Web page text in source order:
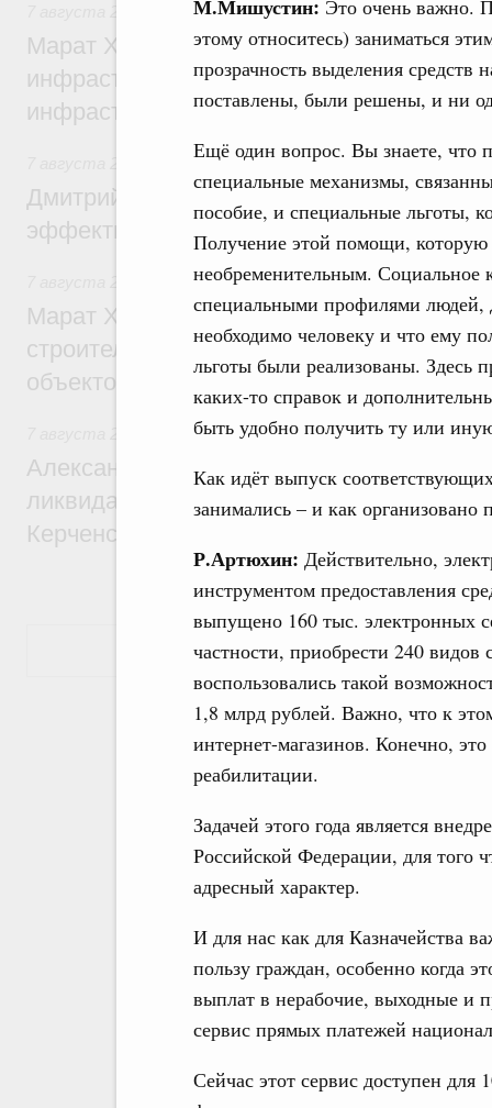
М.Мишустин: Это очень важно.
этому относитесь) заниматься
прозрачность выделения
поставлены, были решены, и ни
Ещё один вопрос. Вы знаете, что
специальные механизмы,
пособие, и специальные льготы,
Получение этой помощи, которую
необременительным. Социальное
специальными профилями людей,
необходимо человеку и что ему
льготы были реализованы. Здесь
каких-то справок и
быть удобно получить ту или
Как идёт выпуск
занимались – и как
Р.Артюхин: Действительно,
инструментом предоставления
выпущено 160 тыс. электронных
частности, приобрести 240 видов
воспользовались такой
1,8 млрд рублей. Важно, что к
интернет-магазинов. Конечно,
реабилитации.
Задачей этого года является
Российской Федерации, для того
адресный характер.
И для нас как для Казначейства
пользу граждан, особенно когда
выплат в нерабочие, выходные и
сервис прямых платежей
Сейчас этот сервис доступен
Бюджеты субъектов Федерации.
Марат Хуснуллин: 15 объектов
инфраструктуры построили и обновили
инфраструктурным кредитам
Развитие сельских территорий
Дмитрий Патрушев: Синхронизация
эффективность поддержки сельских
Экономика городов. Городская среда
Марат Хуснуллин: «Единый заказчик»
строительство и реконструкцию более
объектов
Чрезвычайные ситуации и ликвидация их
Александр Козлов провёл заседание
ликвидации последствий чрезвычайной
Керченском проливе
Показать еще